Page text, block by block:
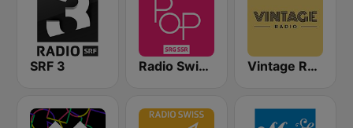
SRF 3 Radio Swiss Pop Vintage Radio